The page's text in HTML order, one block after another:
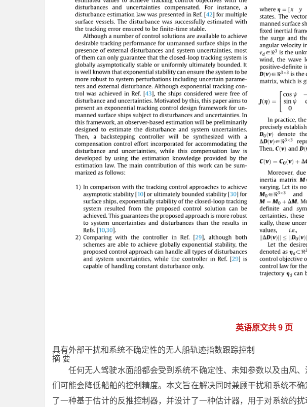
英语原文共 9 页
具有外部干扰和系统不确定性的无人船轨迹指数跟踪控制
摘 要
任何无人驾驶水面船都会受到系统不确定性、未知参数以及由风
们可能会降低船舶的控制精度。本文旨在解决同时兼顾干扰和系统不
了一种基于估计的反推控制器，并设计了一种估计器，用于对系统的